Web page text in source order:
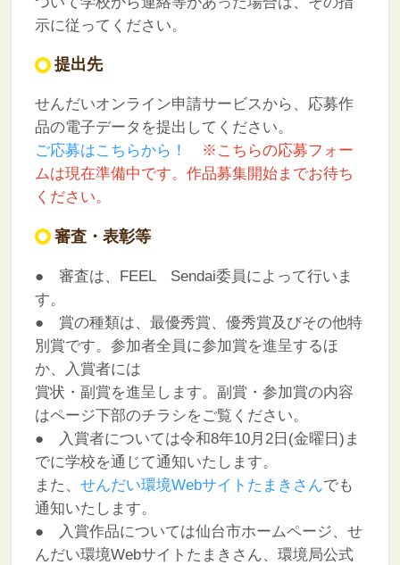
示に従ってください。
提出先
せんだいオンライン申請サービスから、応募作
品の電子データを提出してください。
ご応募はこちらから！
※こちらの応募フォー
ムは現在準備中です。作品募集開始までお待ち
ください。
審査・表彰等
● 審査は、FEEL Sendai委員によって行いま
す。
● 賞の種類は、最優秀賞、優秀賞及びその他特
別賞です。参加者全員に参加賞を進呈するほ
か、入賞者には
賞状・副賞を進呈します。副賞・参加賞の内容
はページ下部のチラシをご覧ください。
● 入賞者については令和8年10月2日(金曜日)ま
でに学校を通じて通知いたします。
また、 せんだい環境Webサイトたまきさんでも
通知いたします。
● 入賞作品については仙台市ホームページ、せ
んだい環境Webサイトたまきさん、環境局公式